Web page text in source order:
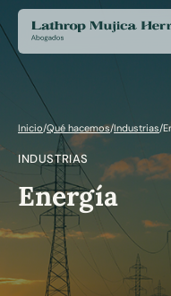
Inicio/Qué hacemos/Industrias/
INDUSTRIAS
Energía